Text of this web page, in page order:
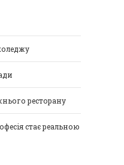
ресторану
стає реальною